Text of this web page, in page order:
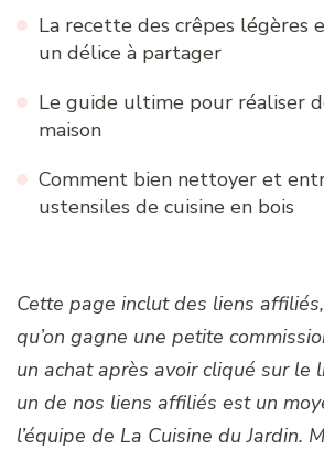
La recette des crêpes légères
un délice à partager
Le guide ultime pour réaliser
maison
Comment bien nettoyer et
ustensiles de cuisine en bois
Cette page inclut des liens
qu’on gagne une petite
un achat après avoir cliqué sur le
un de nos liens affiliés est un
l’équipe de La Cuisine du Jardin.